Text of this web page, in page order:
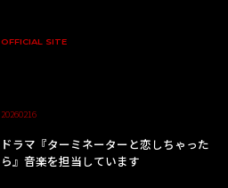
OFFICIAL SITE
20260216
ドラマ『ターミネーターと恋しちゃった
ら』音楽を担当しています